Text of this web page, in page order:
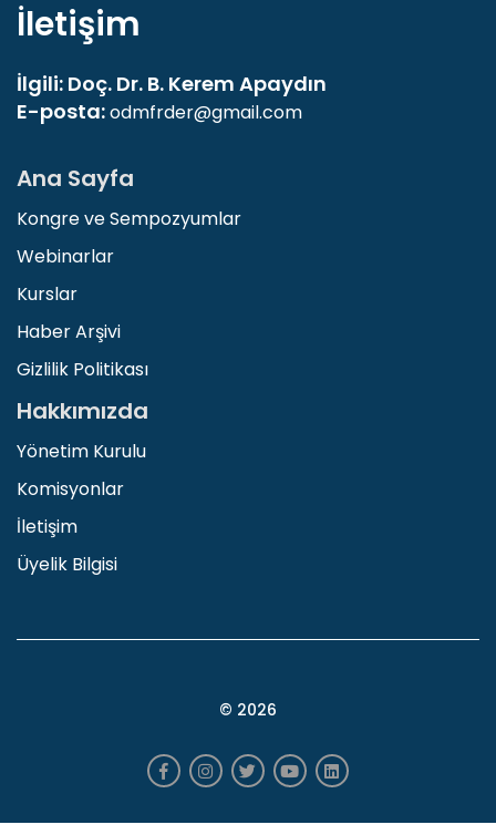
İletişim
İlgili: Doç. Dr. B. Kerem Apaydın
E-posta:odmfrder@gmail.com
Ana Sayfa
Kongre ve Sempozyumlar
Webinarlar
Kurslar
Haber Arşivi
Gizlilik Politikası
Hakkımızda
Yönetim Kurulu
Komisyonlar
İletişim
Üyelik Bilgisi
© 2026